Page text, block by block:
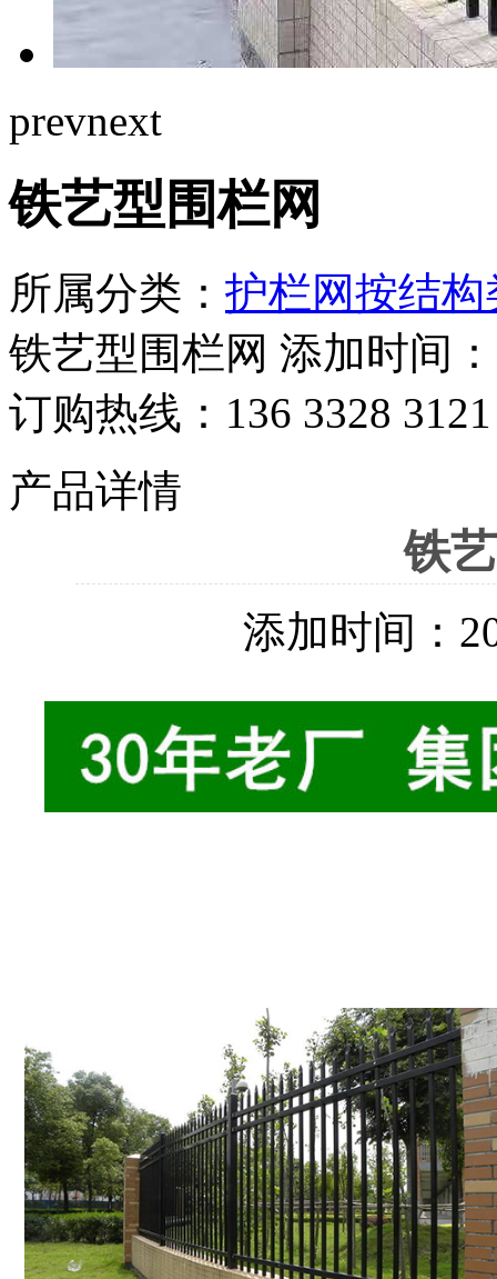
prevnext
铁艺型围栏网
所属分类： 护栏网按结
铁艺型围栏网 添加时间
订购热线： 136 3328 3121
产品详情
铁
添加时间：